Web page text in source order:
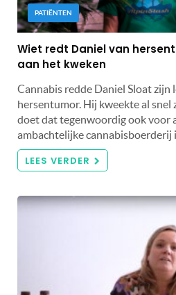
PATIËNTEN
Wiet redt Daniel van
aan het kweken
Cannabis redde Daniel Sloat zijn
hersentumor. Hij kweekte al snel
doet dat tegenwoordig ook voor
ambachtelijke cannabisboerderij
LEES VERDER